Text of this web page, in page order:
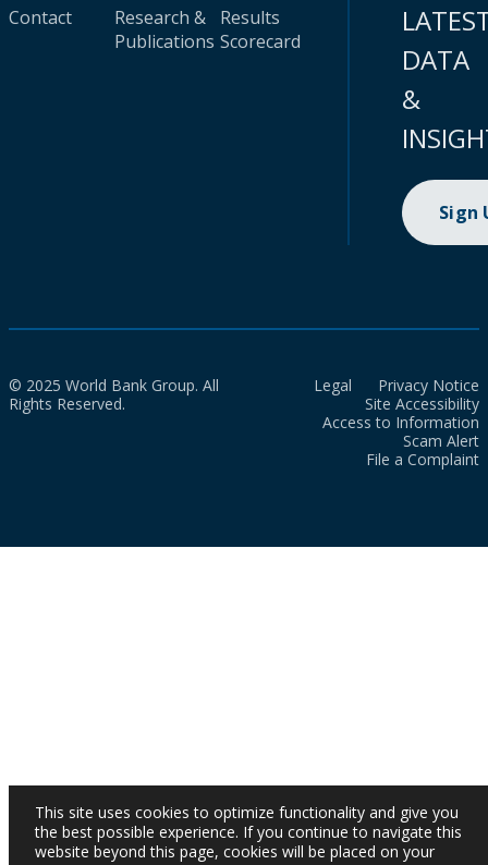
Contact
Research &
Publications
Results
Scorecard
DATA
&
Sign
© 2025 World Bank Group. All
Rights Reserved.
Legal
Privacy Notice
Site Accessibility
Access to Information
Scam Alert
File a Complaint
This site uses cookies to optimize functionality and give you
the best possible experience. If you continue to navigate this
website beyond this page, cookies will be placed on your